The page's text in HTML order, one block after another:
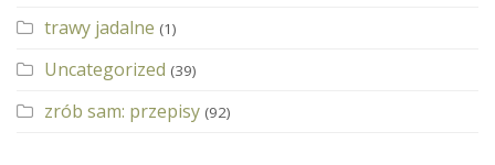
trawy jadalne (1)
Uncategorized (39)
zrób sam: przepisy (92)